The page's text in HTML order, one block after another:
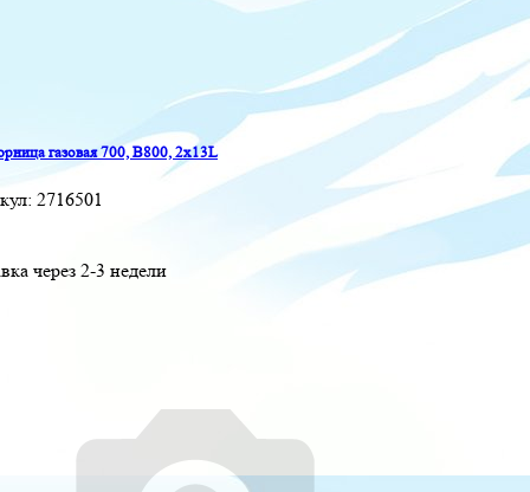
газовая 700, B800, 2x13L
2716501
через 2-3 недели